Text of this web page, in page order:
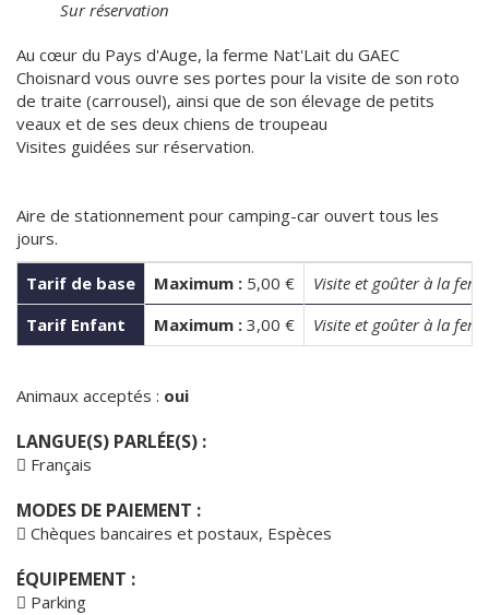
Sur réservation
Au cœur du Pays d'Auge, la ferme Nat'Lait du GAEC
Choisnard vous ouvre ses portes pour la visite de son roto
de traite (carrousel), ainsi que de son élevage de petits
veaux et de ses deux chiens de troupeau
Visites guidées sur réservation.
Aire de stationnement pour camping-car ouvert tous les
jours.
Tarif de base Maximum : 5,00 €
Visite et goûter à la
Tarif Enfant
Maximum : 3,00 € Visite et goûter à la
Animaux acceptés : oui
LANGUE(S) PARLÉE(S) :
Français
MODES DE PAIEMENT :
Chèques bancaires et postaux, Espèces
ÉQUIPEMENT :
Parking